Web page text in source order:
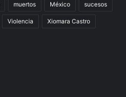
muertos México sucesos
Violencia Xiomara Castro